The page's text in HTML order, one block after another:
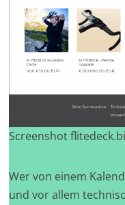
Screenshot
Wer von einem
und vor allem